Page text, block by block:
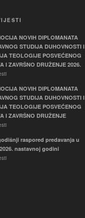
NOVIH DIPLOMANATA
STUDIJA DUHOVNOSTI I
TEOLOGIJE POSVEĆENOG
I ZAVRŠNO DRUŽENJE 2026.
NOVIH DIPLOMANATA
STUDIJA DUHOVNOSTI I
TEOLOGIJE POSVEĆENOG
I ZAVRŠNO DRUŽENJE
raspored predavanja u
nastavnoj godini